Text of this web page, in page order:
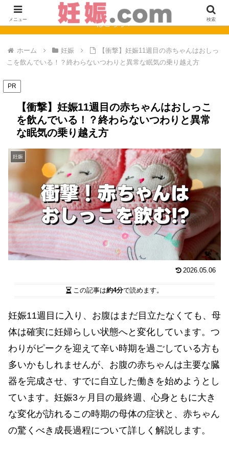
【完全保存版】妊娠0週〜40週のママの症状と赤ちゃんの成長まとめ
はこちら！
ホーム 妊娠
【衝撃】妊娠11週目の赤ちゃんはおしっ
こを飲んでいる！？終わらないつわりと異常な眠気の乗り越え方
PR
【衝撃】妊娠11週目の赤ちゃんはおしっこ
を飲んでいる！？終わらないつわりと異常
な眠気の乗り越え方
妊娠
2026.05.06
この記事は約4分で読めます。
妊娠11週目に入り、お腹はまだ目立たなくても、母
体は確実に妊婦らしい状態へと変化しています。つ
わりがピークを迎えて辛い時期を過ごしている方も
多いかもしれませんが、お腹の赤ちゃんは主要な臓
器を完成させ、すでに自立した働きを始めようとし
ています。妊娠3ヶ月目の最終週、心身ともに大き
な変化が訪れるこの時期の母体の症状と、赤ちゃん
の驚くべき成長過程について詳しく解説します。
メニュー 検索